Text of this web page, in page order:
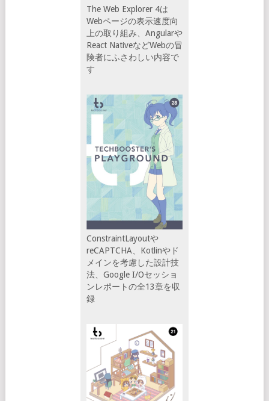
The Web Explorer 4は
Webページの表示速度向
上の取り組み、Angularや
React NativeなどWebの冒
険者にふさわしい内容で
す
ConstraintLayoutや
reCAPTCHA、Kotlinやド
メインを考慮した設計技
法、Google I/Oセッショ
ンレポートの全13章を収
録